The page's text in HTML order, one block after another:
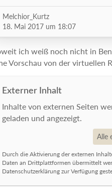
und Zapp.
Alle Fassaden, Menschen,
ist eine Mammutaufgabe
Demnächst werde ich hier
über Kontakte, Anregungen
Informationen.
Melchior_Kurtz
18. Mai 2017 um 18:07
ich weiß noch nicht in
Vorschau von der virtuellen
Externer Inhalt
Inhalte von externen Seiten
geladen und angezeigt.
Alle
Durch die Aktivierung der externen
Daten an Drittplattformen übermittelt
Datenschutzerklärung zur Verfügung